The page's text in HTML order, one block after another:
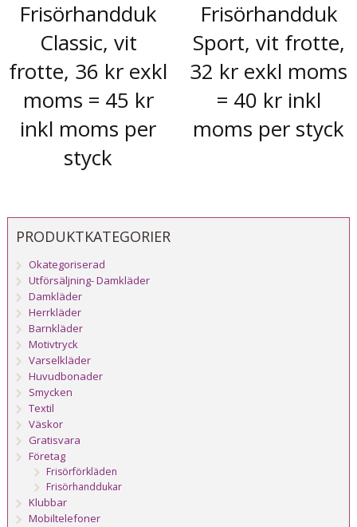
Frisörhandduk
Classic, vit
frotte, 36 kr exkl
moms = 45 kr
inkl moms per
styck
Frisörhandduk
Sport, vit frotte,
32 kr exkl moms
= 40 kr inkl
moms per styck
PRODUKTKATEGORIER
Okategoriserad
Utförsäljning- Damkläder
Damkläder
Herrkläder
Barnkläder
Motivtryck
Varselkläder
Huvudbonader
Smycken
Textil
Väskor
Gratisvara
Företag
Frisörförkläden
Frisörhanddukar
Klubbar
Mobiltelefoner